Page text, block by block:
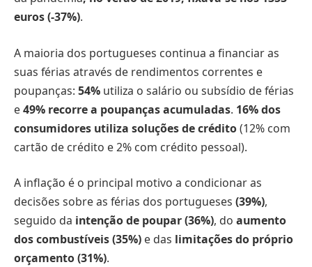
euros (-37%).
A maioria dos portugueses continua a financiar as
suas férias através de rendimentos correntes e
poupanças: 54% utiliza o salário ou subsídio de férias
e49% recorre a poupanças acumuladas. 16% dos
consumidores utiliza soluções de crédito(12% com
cartão de crédito e 2% com crédito pessoal).
A inflação é o principal motivo a condicionar as
decisões sobre as férias dos portugueses (39%),
seguido da intenção de poupar (36%), do aumento
dos combustíveis (35%) e das limitações do próprio
orçamento (31%).